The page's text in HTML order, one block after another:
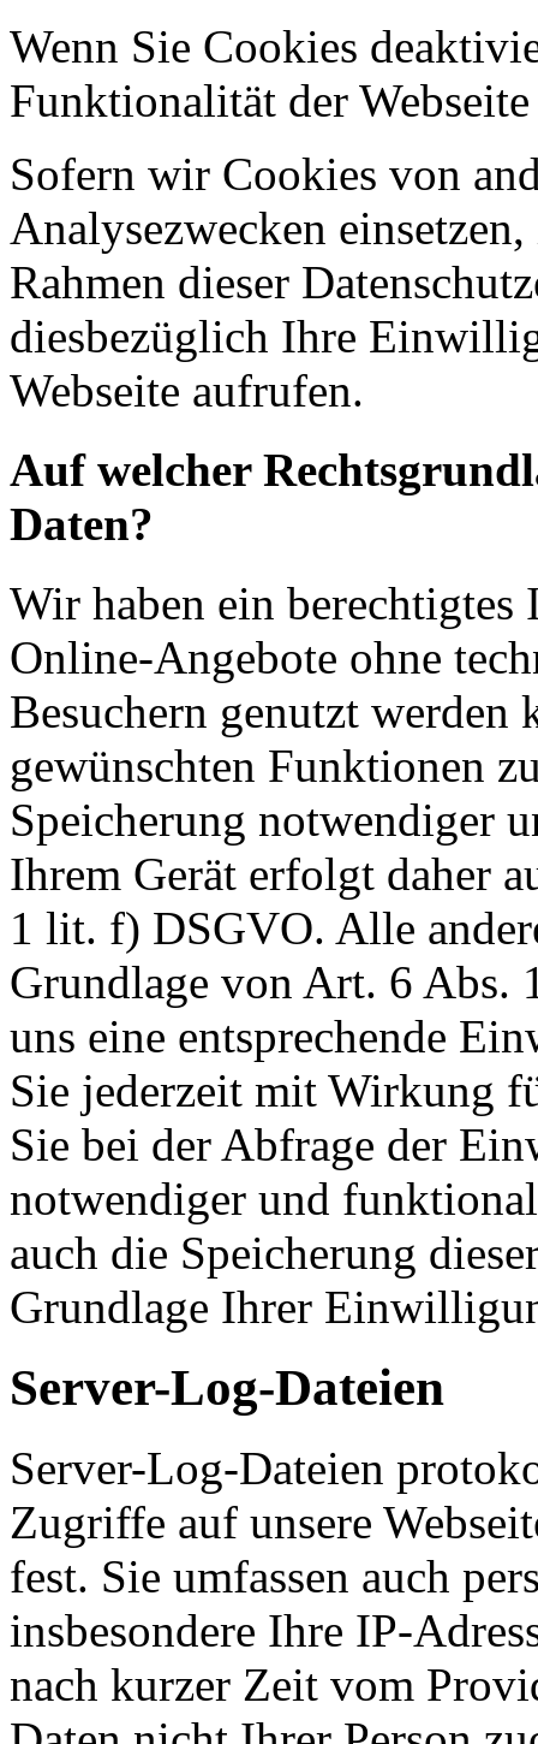
Wenn Sie Cookies
Funktionalität der
Sofern wir Cookies von
Analysezwecken
Rahmen dieser
diesbezüglich Ihre
Webseite aufrufen.
Auf welcher
Daten?
Wir haben ein berechtigtes
Online-Angebote ohne
Besuchern genutzt werden
gewünschten Funktionen
Speicherung notwendiger
Ihrem Gerät erfolgt daher
1 lit. f) DSGVO. Alle
Grundlage von Art. 6 Abs.
uns eine entsprechende
Sie jederzeit mit Wirkung
Sie bei der Abfrage der
notwendiger und
auch die Speicherung
Grundlage Ihrer
Server-Log-Dateien
Server-Log-Dateien
Zugriffe auf unsere
fest. Sie umfassen auch
insbesondere Ihre IP-
nach kurzer Zeit vom